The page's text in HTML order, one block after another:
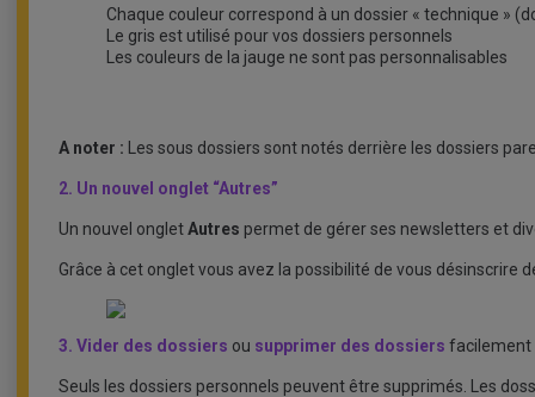
Chaque couleur correspond à un dossier « technique »
Le gris est utilisé pour vos dossiers personnels
Les couleurs de la jauge ne sont pas personnalisables
A noter : Les sous dossiers sont notés derrière les dossiers
2. Un nouvel onglet “Autres”
Un nouvel ongletAutres permet de gérer ses newsletters et
Grâce à cet onglet vous avez la possibilité de vous
3. Vider des dossiers ou supprimer des dossiers facilement
Seuls les dossiers personnels peuvent être supprimés. Les